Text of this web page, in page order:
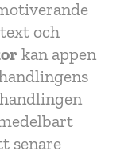
och
kan appen
senare